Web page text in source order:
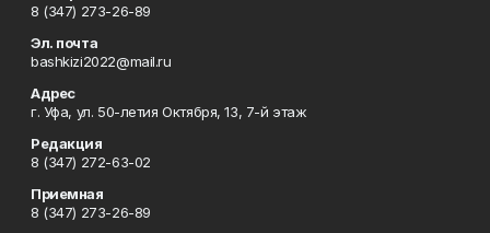
8 (347) 273-26-89
Эл. почта
bashkizi2022@mail.ru
Адрес
г. Уфа, ул. 50-летия Октября, 13, 7-й этаж
Редакция
8 (347) 272-63-02
Приемная
8 (347) 273-26-89